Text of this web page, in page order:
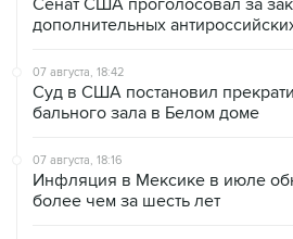
дополнительных
07 августа, 18:42
Суд в США постановил
бального зала в Белом доме
07 августа, 18:16
Инфляция в Мексике в июле
более чем за шесть лет